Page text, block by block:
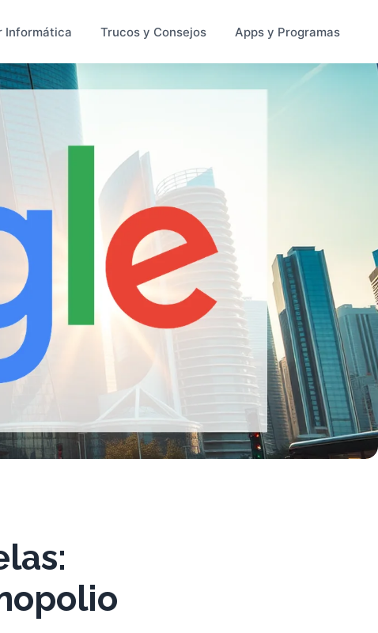
Informática Trucos y Consejos Apps y Programas